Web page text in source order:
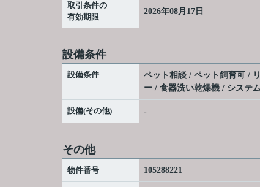
取引条件の
有効期限
2026年08月17日
設備条件
設備条件
ペット相談 / ペット飼育可 /
ー / 食器洗い乾燥機 / システ
設備(その他) -
その他
物件番号 105288221